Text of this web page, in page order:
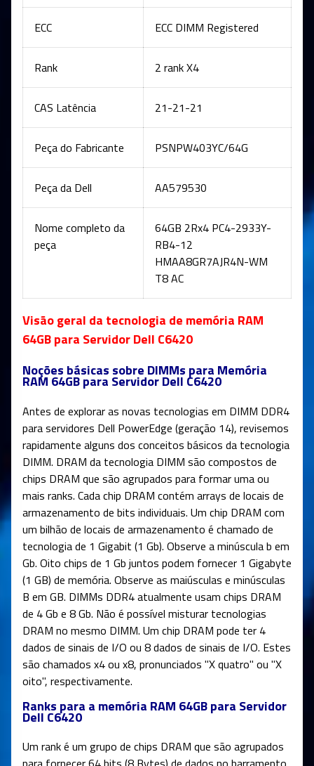
ECC ECC DIMM Registered
Rank 2 rank X4
CAS Latência 21-21-21
Peça do Fabricante PSNPW403YC/64G
Peça da Dell AA579530
Nome completo da
peça
64GB 2Rx4 PC4-2933Y-
RB4-12
HMAA8GR7AJR4N-WM
T8 AC
Visão geral da tecnologia de memória RAM
64GB para Servidor Dell C6420
Noções básicas sobre DIMMs para Memória
RAM 64GB para Servidor Dell C6420
Antes de explorar as novas tecnologias em DIMM DDR4
para servidores Dell PowerEdge (geração 14), revisemos
rapidamente alguns dos conceitos básicos da tecnologia
DIMM. DRAM da tecnologia DIMM são compostos de
chips DRAM que são agrupados para formar uma ou
mais ranks. Cada chip DRAM contém arrays de locais de
armazenamento de bits individuais. Um chip DRAM com
um bilhão de locais de armazenamento é chamado de
tecnologia de 1 Gigabit (1 Gb). Observe a minúscula b em
Gb. Oito chips de 1 Gb juntos podem fornecer 1 Gigabyte
(1 GB) de memória. Observe as maiúsculas e minúsculas
B em GB. DIMMs DDR4 atualmente usam chips DRAM
de 4 Gb e 8 Gb. Não é possível misturar tecnologias
DRAM no mesmo DIMM. Um chip DRAM pode ter 4
dados de sinais de I/O ou 8 dados de sinais de I/O. Estes
são chamados x4 ou x8, pronunciados "X quatro" ou "X
oito", respectivamente.
Ranks para a memória RAM 64GB para Servidor
Dell C6420
Um rank é um grupo de chips DRAM que são agrupados